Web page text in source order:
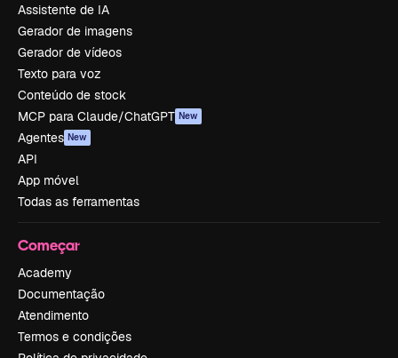
Assistente de IA
Gerador de imagens
Gerador de vídeos
Texto para voz
Conteúdo de stock
MCP para Claude/ChatGPT New
Agentes New
API
App móvel
Todas as ferramentas
Começar
Academy
Documentação
Atendimento
Termos e condições